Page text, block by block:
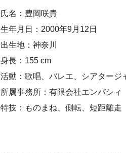
氏名：豊岡咲貴
生年月日：2000年9月12日
出生地：神奈川
身長：155 cm
活動：歌唱、バレエ、シアタージ
所属事務所：有限会社エンバシィ
特技：ものまね、側転、短距離走